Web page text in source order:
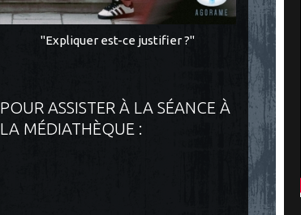
"Expliquer est-ce justifier ?"
POUR ASSISTER À LA SÉANCE À
LA MÉDIATHÈQUE :